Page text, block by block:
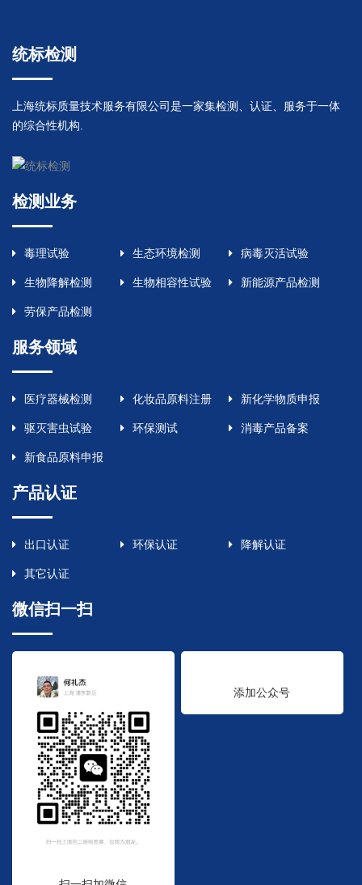
统标检测
上海统标质量技术服务有限公司是一家集检测、认证、服务于一体
的综合性机构.
检测业务
毒理试验 生态环境检测 病毒灭活试验
生物降解检测 生物相容性试验 新能源产品检测
劳保产品检测
服务领域
医疗器械检测 化妆品原料注册 新化学物质申报
驱灭害虫试验 环保测试 消毒产品备案
新食品原料申报
产品认证
出口认证 环保认证 降解认证
其它认证
微信扫一扫
添加公众号